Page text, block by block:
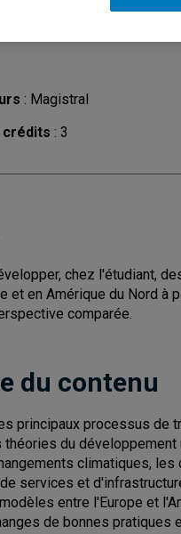
: Magistral
crédits : 3
chez l'étudiant,
et en Amérique du Nord
comparée.
du contenu
principaux processus de
théories du
climatiques,
services et
entre l'Europe et
de bonnes pratiques